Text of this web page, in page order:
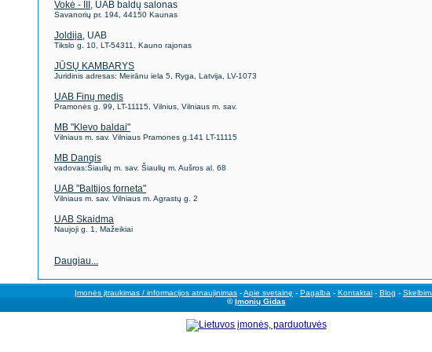
Vokė - III , UAB baldų salonas
Savanorių pr. 194, 44150 Kaunas
Joldija , UAB
Tikslo g. 10, LT-54311, Kauno rajonas
JŪSŲ KAMBARYS
Juridinis adresas: Meirānu iela 5, Ryga, Latvija, LV-1073
UAB Finų medis
Pramonės g. 99, LT-11115, Vilnius, Vilniaus m. sav.
MB "Klevo baldai"
Vilniaus m. sav. Vilniaus Pramones g.141 LT-11115
MB Dangis
vadovas:Šiaulių m. sav. Šiaulių m. Aušros al. 68
UAB "Baltijos forneta"
Vilniaus m. sav. Vilniaus m. Agrastų g. 2
UAB Skaidma
Naujoji g. 1, Mažeikiai
Daugiau...
Įmonės įtraukimas / informacijos atnaujinimas -Apie svetainę - Pagalba - Kontaktai - Blog -
©Įmonių Gidas